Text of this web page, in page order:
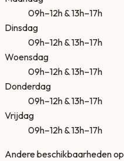
09h–12h & 13h–17h
Dinsdag
09h–12h & 13h–17h
Woensdag
09h–12h & 13h–17h
Donderdag
09h–12h & 13h–17h
Vrijdag
09h–12h & 13h–17h
Andere beschikbaarheden